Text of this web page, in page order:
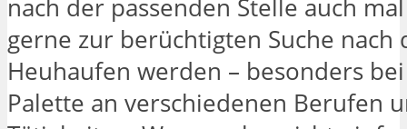
nach der passenden Stelle auch
gerne zur berüchtigten Suche nach
Heuhaufen werden – besonders
Palette an verschiedenen Berufen